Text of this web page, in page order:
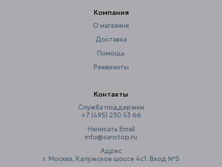
Компания
О магазине
Доставка
Помощь
Реквизиты
Контакты
Служба поддержки
+7 (495) 230 53 66
Написать Email
info@sanstop.ru
Адрес
г. Москва, Калужское шоссе 4с1. Вход №5